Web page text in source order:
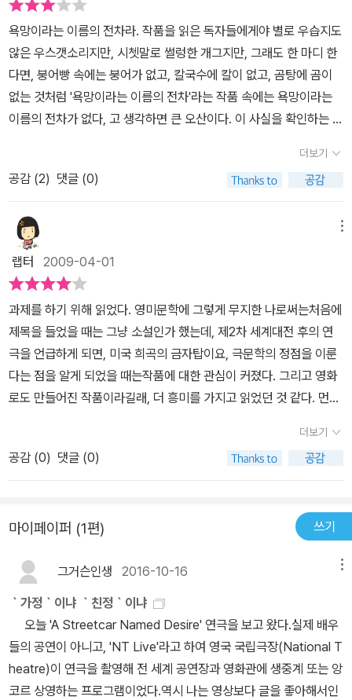
욕망이라는 이름의 전차라. 작품을 읽은 독자들에게야 별로 우습지도
않은 우스갯소리지만, 시쳇말로 썰렁한 개그지만, 그래도 한 마디 한
다면, 붕어빵 속에는 붕어가 없고, 칼국수에 칼이 없고, 곰탕에 곰이
없는 것처럼 '욕망이라는 이름의 전차'라는 작품 속에는 욕망이라는
이름의 전차가 없다, 고 생각하면 큰 오산이다. 이 사실을 확인하는 데
써 작품을 끝까지 읽지 않아도 된다는 얘기다. 서점에서 슬쩍 앞 부분
몇 쪽만 읽으면 된다. 욕망이라는 이름의 전차는 작품의 맨 앞 부분에
나오니까. 농담처럼. 작품의 배경인 '극락' 거리를 지나는 전차의 이름
이 바로 '욕망'이다. 굳이 한국말로 한다면 욕망호. 무궁화호, 통일호,
새마을호 같이 거룩한 이름을 제쳐두고 뜬금 없이 욕망호라니. 그것
도 극락로(路)를 지나다니는 욕망호라. 종로를 지나는 1호선도 아니
고, 충정로를 지나는 2호선도 아니고, 또 충무로를 지나는 3호선도 아
니고 대학로를 지나는 4호선도 아니고, 극락로의 욕망호라니. 좀 우
습다. 하지만 잊지 말자. '욕망이라는 이름의 전차'라는 희곡 속에는
욕망이라는 이름의 전차가 '진짜'(?) 등장한다. 일 주일 전 일간지 문
화면에는 브로드웨이의 새 연극, '욕망이라는 이름의 전차'를 소개하
는 기사가 한 면 가득히 실렸다. 한국 연극은 자세히 소개 좀 안 해주
나. 가서 볼 수도 없는 브로드웨이 극장에는 왠 지대한 관심? 궁시렁
궁시렁. 터무니없는 시기와 영양가 없는 불평불만이 뒤섞인 푸념을
무 말 없이 서 있기만 해도 기(氣)가 마구 뿜어져 나오나 보다. 사진
만 슬쩍 봤는 대도 이렇게 가슴이 바싹 오그라들 것 같다니! 허무맹랑
한 꿈. 이 연극을 직접 보고 싶다. 물론 불가능하다. 접자. 그 꿈을 접
자마자 생각난 것은 다름 아닌 범우사 문고판의 표지였다. 왜냐하면
거기에선 젊은 말론 브란드의 모습을 확인할 수 있으니까. 스탠리 코
왈스키. 더 할 나위 없이 멋진 악역. 이 보다 더 멋진 악역이 또 있을
까. '베니스의 상인' 속의 비정한 샤일록보다, '오델로'의 간교한 이아
고 보다 더 멋진 악역을 꼽으라면 난 단연코 스탠리 코왈스키를 꼽고
싶다. 블랭취와 스탠리. 결국 테네시 윌리엄스의 대표작 '욕망이라는
더보기
공감 (2) 댓글 (0)
랩터 2009-04-01
과제를 하기 위해 읽었다. 영미문학에 그렇게 무지한 나로써는처음에
제목을 들었을 때는 그냥 소설인가 했는데, 제2차 세계대전 후의 연
극을 언급하게 되면, 미국 희곡의 금자탑이요, 극문학의 정점을 이룬
다는 점을 알게 되었을 때는작품에 대한 관심이 커졌다. 그리고 영화
로도 만들어진 작품이라길래, 더 흥미를 가지고 읽었던 것 같다. 먼저,
름이었다. 그리고 이 작품은 욕망에 가득한 여인인 주인공 블랭취의
내면이 붕괴되는 과정을 냉혹하면서도 감성적으로 잘 묘사 되어진 작
품인 것 같다. 블랭취가 동물적인 스탠리와 다른 사람들에게 비난과
의 삶을 온전히 받아들이지는 못했던 것 같다. 작품일 뿐이라지만, 실
어쨌든, 윌리암스는 인간내면의 욕망을 이끌어내어 작품화 하는데 성
공한 것 같다.
더보기
공감 (0) 댓글 (0)
마이페이퍼 (1편) 쓰기
그거슨인생 2016-10-16
｀가정｀이냐 ｀친정｀이냐
오늘 'A Streetcar Named Desire' 연극을 보고 왔다.실제 배우
들의 공연이 아니고, 'NT Live'라고 하여 영국 국립극장(National T
heatre)이 연극을 촬영해 전 세계 공연장과 영화관에 생중계 또는 앙
코르 상영하는 프로그램이었다.역시 나는 영상보다 글을 좋아해서인